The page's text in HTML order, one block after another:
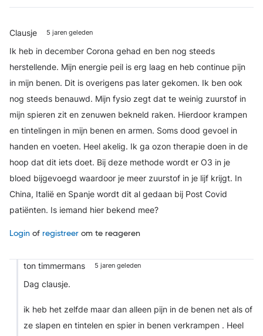
Clausje 5 jaren geleden
Ik heb in december Corona gehad en ben nog steeds
herstellende. Mijn energie peil is erg laag en heb continue pijn
in mijn benen. Dit is overigens pas later gekomen. Ik ben ook
nog steeds benauwd. Mijn fysio zegt dat te weinig zuurstof in
mijn spieren zit en zenuwen bekneld raken. Hierdoor krampen
en tintelingen in mijn benen en armen. Soms dood gevoel in
handen en voeten. Heel akelig. Ik ga ozon therapie doen in de
hoop dat dit iets doet. Bij deze methode wordt er O3 in je
bloed bijgevoegd waardoor je meer zuurstof in je lijf krijgt. In
China, Italië en Spanje wordt dit al gedaan bij Post Covid
patiënten. Is iemand hier bekend mee?
Login of registreer om te reageren
ton timmermans 5 jaren geleden
Dag clausje.
ik heb het zelfde maar dan alleen pijn in de benen net als of
ze slapen en tintelen en spier in benen verkrampen . Heel